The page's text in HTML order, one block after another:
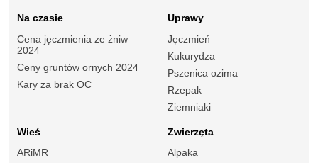
Na czasie
Cena jęczmienia ze żniw
2024
Ceny gruntów ornych 2024
Kary za brak OC
Uprawy
Jęczmień
Kukurydza
Pszenica ozima
Rzepak
Ziemniaki
Wieś
ARiMR
Zwierzęta
Alpaka